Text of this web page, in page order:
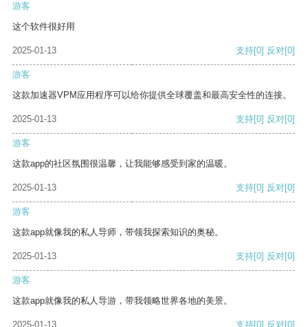
游客
这个软件很好用
2025-01-13 支持[0] 反对[0]
游客
这款加速器VPM应用程序可以给你提供全球覆盖和最高安全性的连接。
2025-01-13 支持[0] 反对[0]
游客
这款app的社区氛围很温馨，让我能够感受到家的温暖。
2025-01-13 支持[0] 反对[0]
游客
这款app就像我的私人导师，带领我探索知识的奥秘。
2025-01-13 支持[0] 反对[0]
游客
这款app就像我的私人导游，带我领略世界各地的美景。
2025-01-13 支持[0] 反对[0]